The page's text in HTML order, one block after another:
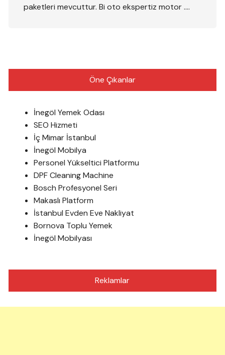
paketleri mevcuttur. Bi oto ekspertiz motor ….
Öne Çıkanlar
İnegöl Yemek Odası
SEO Hizmeti
İç Mimar İstanbul
İnegöl Mobilya
Personel Yükseltici Platformu
DPF Cleaning Machine
Bosch Profesyonel Seri
Makaslı Platform
İstanbul Evden Eve Nakliyat
Bornova Toplu Yemek
İnegöl Mobilyası
Reklamlar